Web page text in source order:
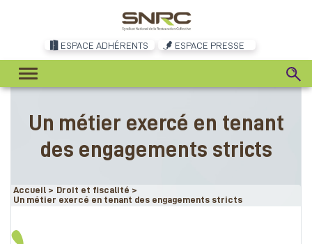
ESPACE ADHÉRENTS ESPACE PRESSE
Un métier exercé en tenant
des engagements stricts
Accueil > Droit et fiscalité >
Un métier exercé en tenant des engagements stricts